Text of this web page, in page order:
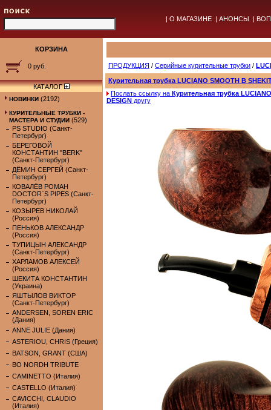
| О МАГАЗИНЕ | АНОНСЫ |
КОРЗИНА
0 руб.
КАТАЛОГ
НОВИНКИ (2192)
КУРИТЕЛЬНЫЕ ТРУБКИ -
МАСТЕРА И СТУДИИ (529)
PS STUDIO (Санкт-
Петербург)
БЕРЕГОВОЙ
КОНСТАНТИН "BERK"
(Санкт-Петербург)
ДЁМИН СЕРГЕЙ (Санкт-
Петербург)
КОВАЛЁВ РОМАН
DOCTOR`S PIPES (Санкт-
Петербург)
КОЗЫРЕВ НИКОЛАЙ
(Россия)
ПЕНЬКОВ АЛЕКСАНДР
(Россия)
ТУПИЦЫН АЛЕКСАНДР
(Санкт-Петербург)
ХАРЛАМОВ АЛЕКСЕЙ
(Россия)
ШЕКИТА КОНСТАНТИН
(Украина)
ЯШТЫЛОВ ВИКТОР
(Санкт-Петербург)
ANDERSEN, SOREN ERIC
(Дания)
ANNE JULIE (Дания)
ASTERIOU, CHRIS (Греция)
BATSON, GRANT (США)
BO NORDH TRIBUTE
CAMINETTO (Италия)
CASTELLO (Италия)
CAVICCHI, CLAUDIO
(Италия)
ПРОДУКЦИЯ / Серийные курительные трубки /
Курительная трубка LUCIANO SMOOTH B
Послать ссылку на Курительная трубка
DESIGN другу